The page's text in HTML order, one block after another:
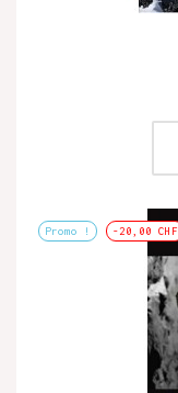
Promo ! -20,00 CHF